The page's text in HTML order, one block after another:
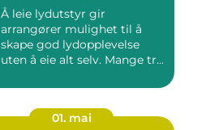
Å leie lydutstyr gir
arrangører mulighet til å
skape god lydopplevelse
uten å eie alt selv. Mange tr...
01. mai